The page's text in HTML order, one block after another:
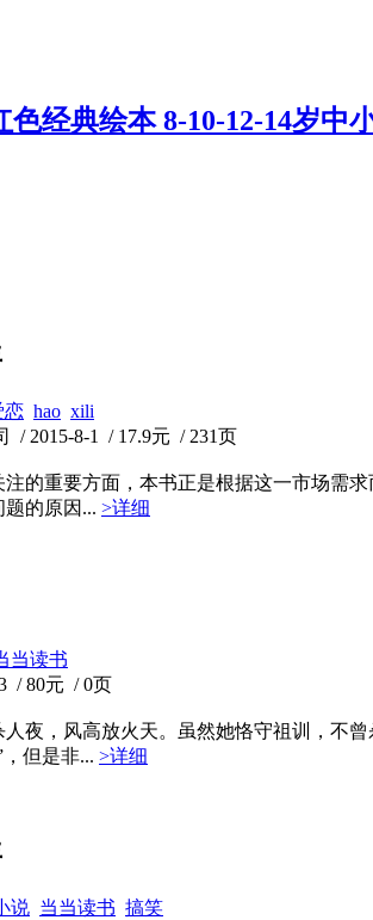
经典绘本 8-10-12-14岁
恋 hao xili
/ 2015-8-1 / 17.9元 / 231页
的重要方面，本书正是根据这一市场需
的原因... >详细
当读书
/ 80元 / 0页
夜，风高放火天。虽然她恪守祖训，不
但是非... >详细
说 当当读书 搞笑